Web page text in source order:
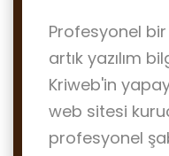
Profesyonel
artık yazılım
Kriweb'in
web sitesi
profesyonel